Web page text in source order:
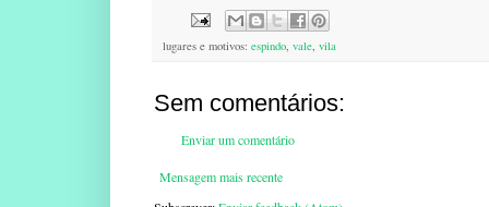
lugares e motivos: espindo, vale, vila
Sem comentários:
Enviar um comentário
Mensagem mais recente